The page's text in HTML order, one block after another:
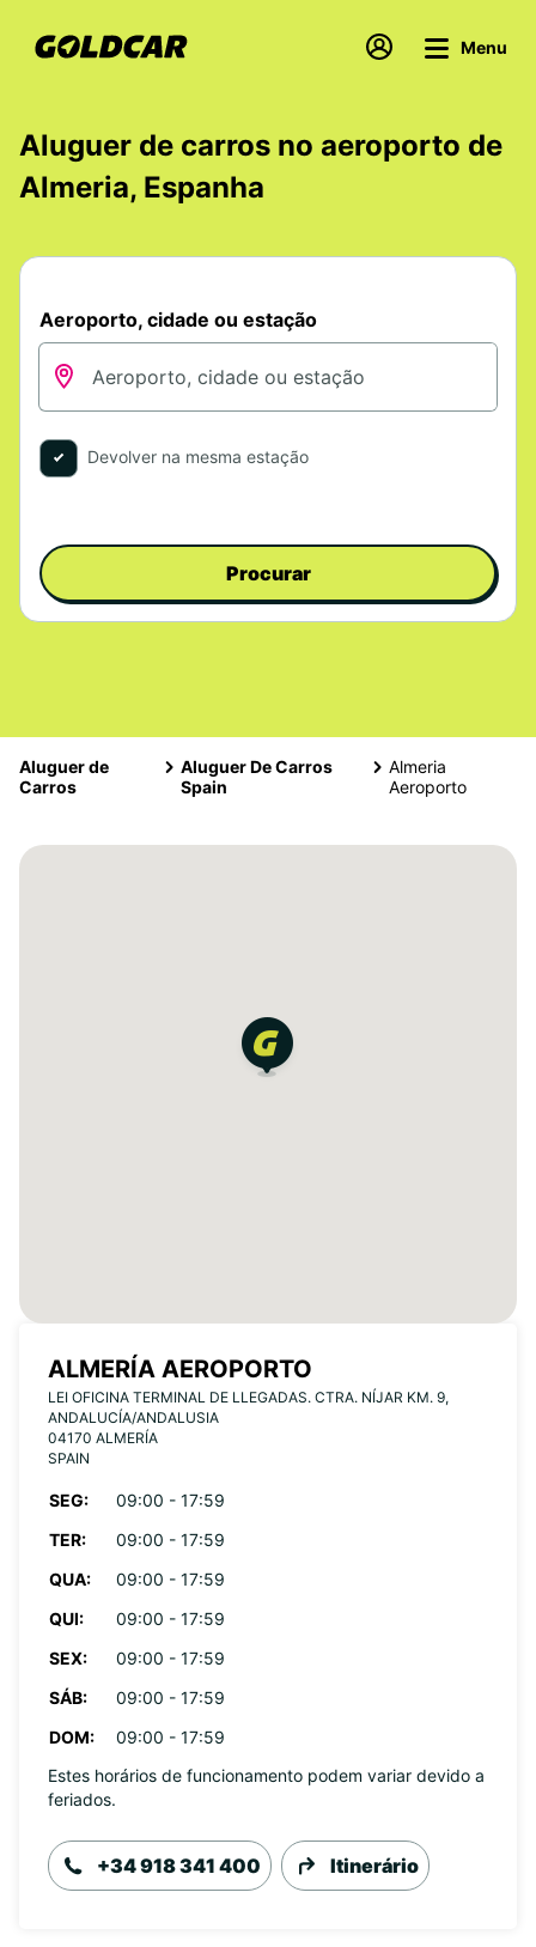
Menu
Aluguer de carros no aeroporto de
Almeria, Espanha
Aeroporto, cidade ou estação
Devolver na mesma estação
Procurar
Aluguer de
Carros
Aluguer De Carros
Spain
Almeria
Aeroporto
ALMERÍA AEROPORTO
LEI OFICINA TERMINAL DE LLEGADAS. CTRA. NÍJAR KM. 9,
ANDALUCÍA/ANDALUSIA
04170 ALMERÍA
SPAIN
SEG:
09:00 - 17:59
TER:
09:00 - 17:59
QUA:
09:00 - 17:59
QUI:
09:00 - 17:59
SEX:
09:00 - 17:59
SÁB:
09:00 - 17:59
DOM:
09:00 - 17:59
Estes horários de funcionamento podem variar devido a
feriados.
+34 918 341 400 Itinerário